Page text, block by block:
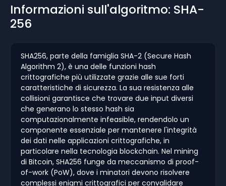
Informazioni sull'algoritmo: SHA-
256
SHA256, parte della famiglia SHA-2 (Secure Hash
Algorithm 2), è una delle funzioni hash
crittografiche più utilizzate grazie alle sue forti
caratteristiche di sicurezza. La sua resistenza alle
collisioni garantisce che trovare due input diversi
che generano lo stesso hash sia
computazionalmente infeasible, rendendolo un
componente essenziale per mantenere l'integrità
dei dati nelle applicazioni crittografiche, in
particolare nella tecnologia blockchain. Nel mining
di Bitcoin, SHA256 funge da meccanismo di proof-
of-work (PoW), dove i minatori devono risolvere
complessi enigmi crittografici per convalidare